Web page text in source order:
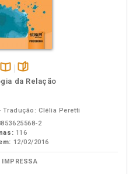
páginas
da Relação
Clélia Peretti
2
116
12/02/2016
IMPRESSA